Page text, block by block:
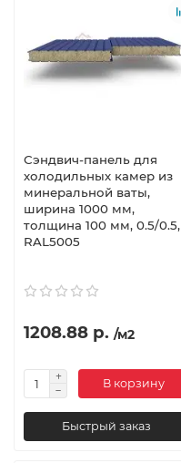
Сэндвич-панель для
холодильных камер из
минеральной ваты,
ширина 1000 мм,
толщина 100 мм, 0.5/0.5,
RAL5005
1208.88 р. /м2
В корзину
Быстрый заказ